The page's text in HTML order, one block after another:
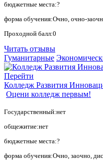
бюджетные места:?
форма обучения:Очно, очно-
Проходной балл:0
Читать отзывы
Гуманитарные
Перейти
Колледж Развития
Оцени колледж первым!
Государственный:нет
общежитие:нет
бюджетные места:?
форма обучения:Очно, заочно,